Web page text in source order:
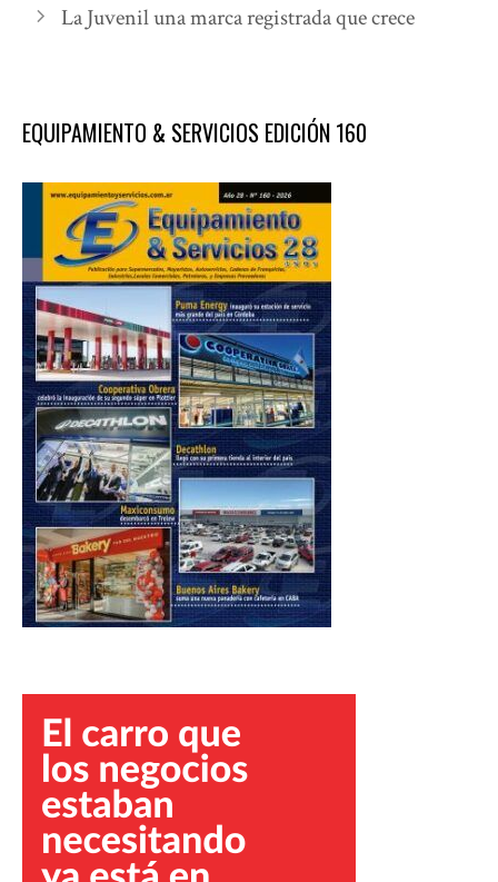
La Juvenil una marca registrada que crece
EQUIPAMIENTO & SERVICIOS EDICIÓN 160